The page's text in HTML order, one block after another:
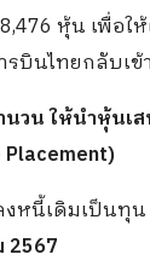
หุ้น เพื่อ
นไทยกลับเ
วน ให้นำหุ้น
นี้เดิมเป็นทุ
2567